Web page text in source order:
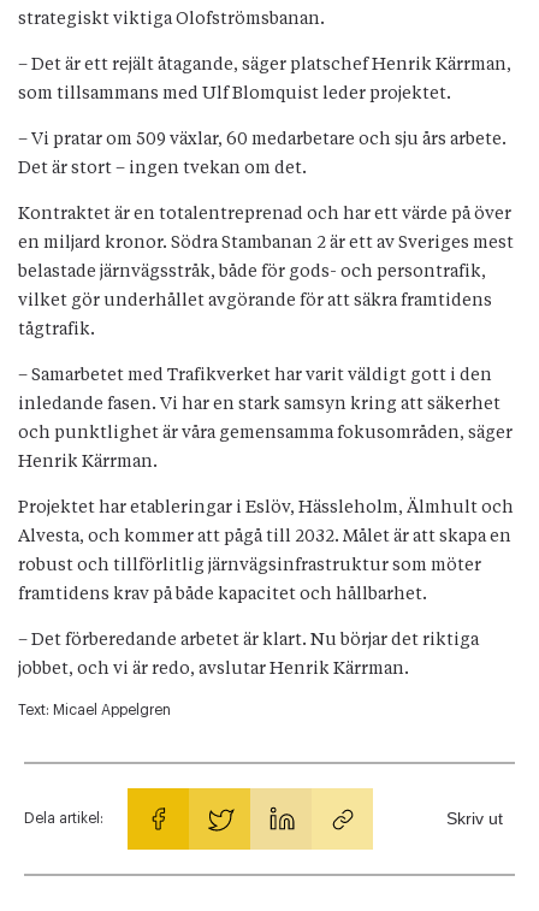
strategiskt viktiga Olofströmsbanan.
– Det är ett rejält åtagande, säger platschef Henrik Kärrman,
som tillsammans med Ulf Blomquist leder projektet.
– Vi pratar om 509 växlar, 60 medarbetare och sju års arbete.
Det är stort – ingen tvekan om det.
Kontraktet är en totalentreprenad och har ett värde på över
en miljard kronor. Södra Stambanan 2 är ett av Sveriges mest
belastade järnvägsstråk, både för gods- och persontrafik,
vilket gör underhållet avgörande för att säkra framtidens
tågtrafik.
– Samarbetet med Trafikverket har varit väldigt gott i den
inledande fasen. Vi har en stark samsyn kring att säkerhet
och punktlighet är våra gemensamma fokusområden, säger
Henrik Kärrman.
Projektet har etableringar i Eslöv, Hässleholm, Älmhult och
Alvesta, och kommer att pågå till 2032. Målet är att skapa en
robust och tillförlitlig järnvägsinfrastruktur som möter
framtidens krav på både kapacitet och hållbarhet.
– Det förberedande arbetet är klart. Nu börjar det riktiga
jobbet, och vi är redo, avslutar Henrik Kärrman.
Text: Micael Appelgren
Dela artikel: Skriv ut